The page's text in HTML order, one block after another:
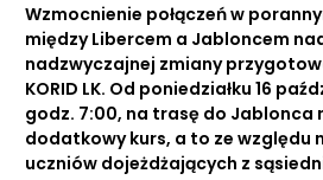
Wzmocnienie połączeń w
między Libercem a Jabloncem
nadzwyczajnej zmiany
KORID LK. Od poniedziałku 16
godz. 7:00, na trasę do Jablonca
dodatkowy kurs, a to ze względu
uczniów dojeżdżających z